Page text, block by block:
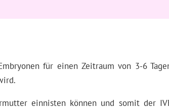
für einen Zeitraum von 3-6
einnisten können und somit der